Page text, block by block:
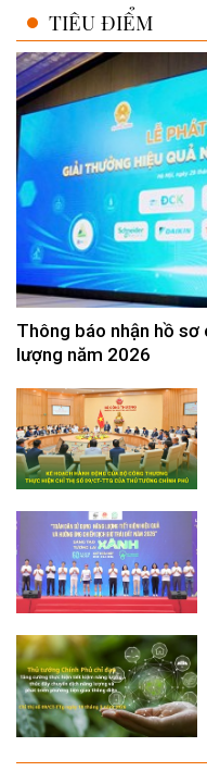
TIÊU ĐIỂM
Thông báo nhận hồ sơ
lượng năm 2026